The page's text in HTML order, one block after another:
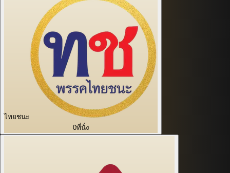
ไทยชนะ
0ที่นั่ง